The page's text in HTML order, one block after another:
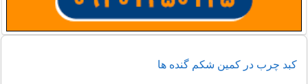
کبد چرب در کمین شکم گنده ها